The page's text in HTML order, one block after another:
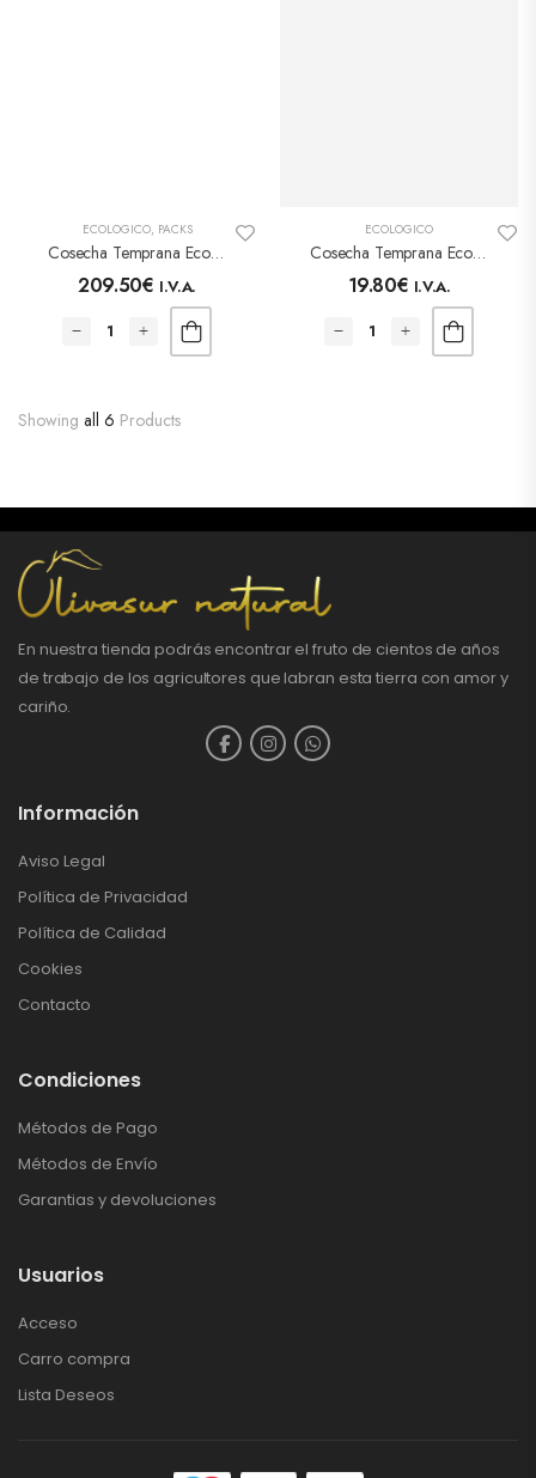
ECOLÓGICO, PACKS
Cosecha Temprana Ecológica – Botella 500ml – Caja 6 Unidades
209.50€ I.V.A.
ECOLÓGICO
Cosecha Temprana Ecológico – Botella 250ml
19.80€ I.V.A.
Showing all 6 Products
En nuestra tienda podrás encontrar el fruto de cientos de años
de trabajo de los agricultores que labran esta tierra con amor y
cariño.
Información
Aviso Legal
Política de Privacidad
Política de Calidad
Cookies
Contacto
Condiciones
Métodos de Pago
Métodos de Envío
Garantias y devoluciones
Usuarios
Acceso
Carro compra
Lista Deseos